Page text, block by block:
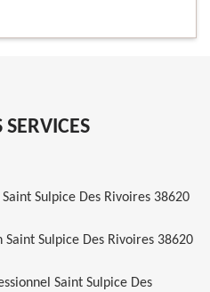
Sulpice Des Rivoires 38620
Sulpice Des Rivoires 38620
Saint Sulpice Des